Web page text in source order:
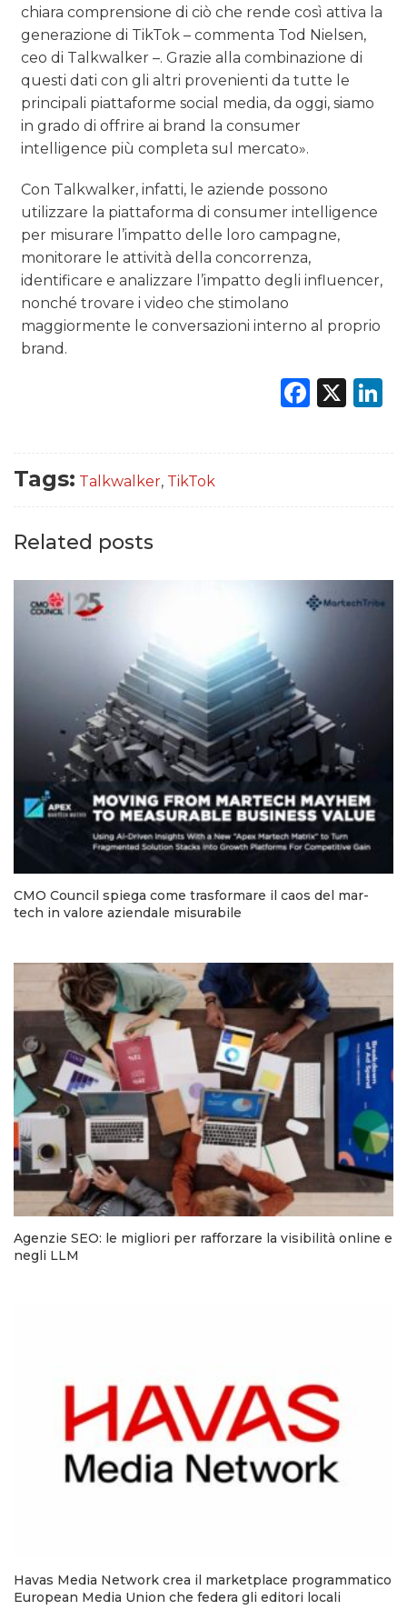
chiara comprensione di ciò che rende così attiva la
generazione di TikTok – commenta Tod Nielsen,
ceo di Talkwalker –. Grazie alla combinazione di
questi dati con gli altri provenienti da tutte le
principali piattaforme social media, da oggi, siamo
in grado di offrire ai brand la consumer
intelligence più completa sul mercato».
Con Talkwalker, infatti, le aziende possono
utilizzare la piattaforma di consumer intelligence
per misurare l’impatto delle loro campagne,
monitorare le attività della concorrenza,
identificare e analizzare l’impatto degli influencer,
nonché trovare i video che stimolano
maggiormente le conversazioni interno al proprio
brand.
X
Tags: Talkwalker, TikTok
Related posts
CMO Council spiega come trasformare il caos del mar-
tech in valore aziendale misurabile
Agenzie SEO: le migliori per rafforzare la visibilità online e
negli LLM
Havas Media Network crea il marketplace programmatico
European Media Union che federa gli editori locali